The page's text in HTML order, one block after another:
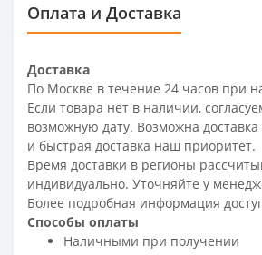
Оплата и Доставка
Доставка
По Москве в течение 24 часов при
Если товара нет в наличии,
возможную дату. Возможна
и быстрая доставка наш приоритет.
Время доставки в регионы
индивидуально. Уточняйте у
Более подробная информация
Способы оплаты
Наличными при получении